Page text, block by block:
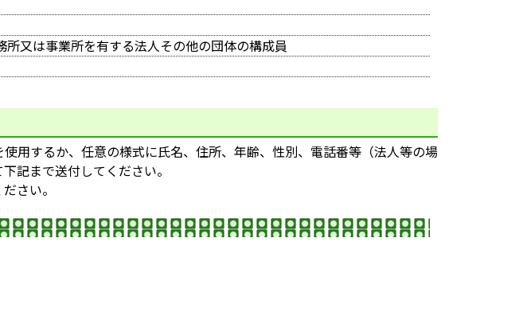
又は事業所を有する法人その他の団体の構成員
用するか、任意の様式に氏名、住所、年齢、性別、電話番等（法人等の場
記まで送付してください。
さい。